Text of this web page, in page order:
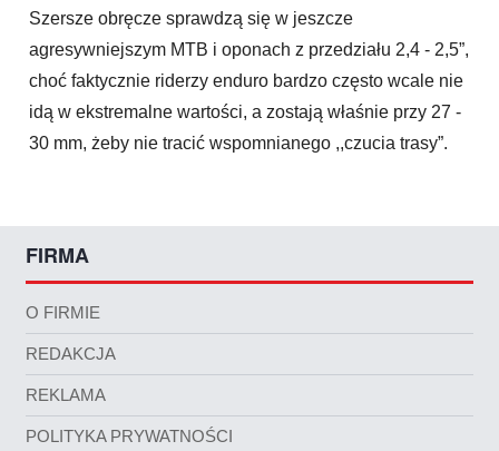
Szersze obręcze sprawdzą się w jeszcze
agresywniejszym MTB i oponach z przedziału 2,4 - 2,5”,
choć faktycznie riderzy enduro bardzo często wcale nie
idą w ekstremalne wartości, a zostają właśnie przy 27 -
30 mm, żeby nie tracić wspomnianego ,,czucia trasy”.
FIRMA
O FIRMIE
REDAKCJA
REKLAMA
POLITYKA PRYWATNOŚCI